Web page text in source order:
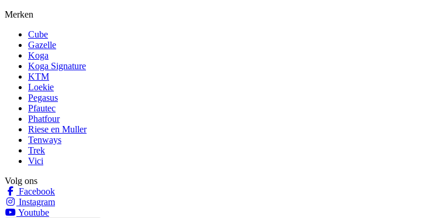
Merken
Cube
Gazelle
Koga
Koga Signature
KTM
Loekie
Pegasus
Pfautec
Phatfour
Riese en Muller
Tenways
Trek
Vici
Volg ons
Facebook
Instagram
Youtube